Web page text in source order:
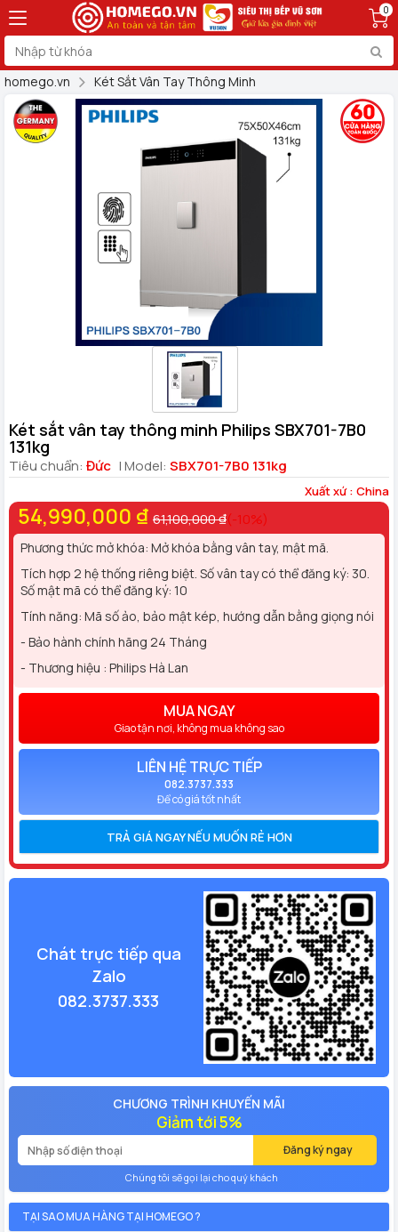
0
homego.vn Két Sắt Vân Tay Thông Minh
Két sắt vân tay thông minh Philips SBX701-7B0
131kg
Tiêu chuẩn: Đức | Model: SBX701-7B0 131kg
Xuất xứ : China
54,990,000 ₫ 61,100,000 ₫(-10%)
Phương thức mở khóa: Mở khóa bằng vân tay, mật mã.
Tích hợp 2 hệ thống riêng biệt. Số vân tay có thể đăng ký: 30.
Số mật mã có thể đăng ký: 10
Tính năng: Mã số ảo, bảo mật kép, hướng dẫn bằng giọng nói
- Bảo hành chính hãng 24 Tháng
- Thương hiệu : Philips Hà Lan
MUA NGAY
Giao tận nơi, không mua không sao
LIÊN HỆ TRỰC TIẾP
082.3737.333
Để có giá tốt nhất
TRẢ GIÁ NGAY NẾU MUỐN RẺ HƠN
Chát trực tiếp qua
Zalo
082.3737.333
CHƯƠNG TRÌNH KHUYẾN MÃI
Giảm tới 5%
Đăng ký ngay
Chúng tôi sẽ gọi lại cho quý khách
TẠI SAO MUA HÀNG TẠI HOMEGO ?